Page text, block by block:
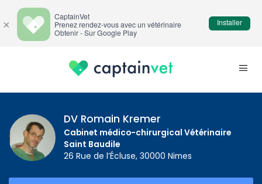
DV Romain Kremer
Cabinet médico-chirurgical Vétérinaire
Saint Baudile
26 Rue de l’Écluse, 30000 Nimes
×
CaptainVet
Prenez rendez-vous avec un vétérinaire
Obtenir - Sur Google Play
Installer